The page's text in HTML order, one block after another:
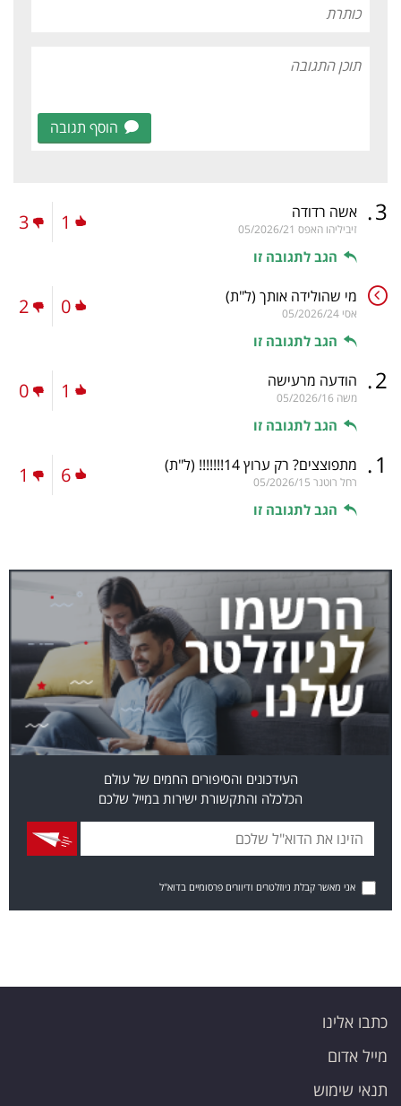
הוסף תגובה
3
. אשה רדודה
זיביליהו האפס 05/2026/21
הגב לתגובה זו
1
3
מי שהולידה אותך (ל"ת)
אסי 05/2026/24
הגב לתגובה זו
0
2
2
. הודעה מרעישה
משה 05/2026/16
הגב לתגובה זו
1
0
1
. מתפוצצים? רק ערוץ 14!!!!!!! (ל"ת)
רחל רוטנר 05/2026/15
הגב לתגובה זו
6
1
העידכונים והסיפורים החמים של עולם
הכלכלה והתקשורת ישירות במייל שלכם
אני מאשר קבלת ניוזלטרים ודיוורים פרסומיים בדוא"ל
כתבו אלינו
מייל אדום
תנאי שימוש